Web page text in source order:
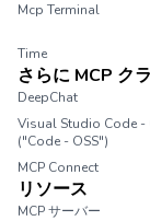
Mcp Terminal
Time
さらに MCP ク
DeepChat
Visual Studio Code -
("Code - OSS")
MCP Connect
リソース
MCP サーバー